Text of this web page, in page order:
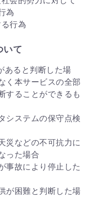
為
行為
いて
あると判断した場
く本サービスの全部
することができるも
システムの保守点検
災などの不可抗力に
った場合
事故により停止した
が困難と判断した場